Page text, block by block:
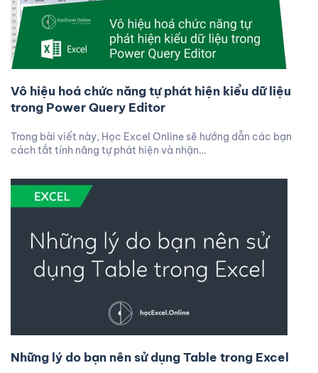
Vô hiệu hoá chức năng tự phát hiện kiểu dữ liệu
trong Power Query Editor
Trong bài viết này, Học Excel Online sẽ hướng dẫn các bạn
cách tắt tính năng tự phát hiện và nhận…
Những lý do bạn nên sử dụng Table trong Excel